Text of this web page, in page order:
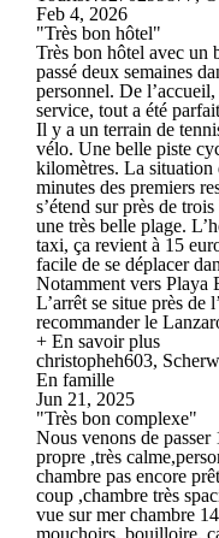
Feb 4, 2026
"Très bon hôtel"
Très bon hôtel avec un
passé deux semaines
personnel. De
service, tout a été
Il y a un terrain de
vélo. Une belle piste
kilomètres. La situation
minutes des premiers
s’étend sur près de
une très belle plage.
taxi, ça revient à 15
facile de se déplacer
Notamment vers Playa
L’arrêt se situe près de
recommander le
+ En savoir plus
christopheh603,
En famille
Jun 21, 2025
"Très bon complexe"
Nous venons de passer
propre ,très
chambre pas encore
coup ,chambre très
vue sur mer chambre
mouchoirs, bouilloire,